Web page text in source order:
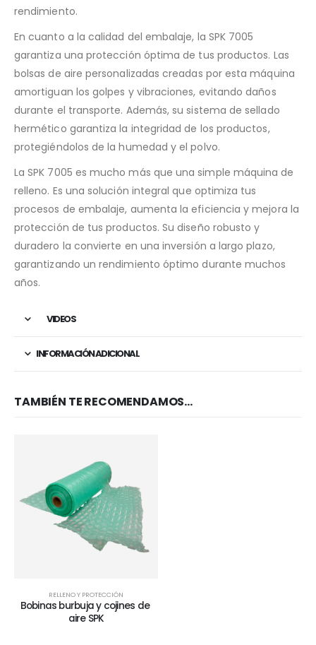
rendimiento.
En cuanto a la calidad del embalaje, la SPK 7005
garantiza una protección óptima de tus productos. Las
bolsas de aire personalizadas creadas por esta máquina
amortiguan los golpes y vibraciones, evitando daños
durante el transporte. Además, su sistema de sellado
hermético garantiza la integridad de los productos,
protegiéndolos de la humedad y el polvo.
La SPK 7005 es mucho más que una simple máquina de
relleno. Es una solución integral que optimiza tus
procesos de embalaje, aumenta la eficiencia y mejora la
protección de tus productos. Su diseño robusto y
duradero la convierte en una inversión a largo plazo,
garantizando un rendimiento óptimo durante muchos
años.
VIDEOS
INFORMACIÓN ADICIONAL
TAMBIÉN TE RECOMENDAMOS…
RELLENO Y PROTECCIÓN
Bobinas burbuja y cojines de
aire SPK